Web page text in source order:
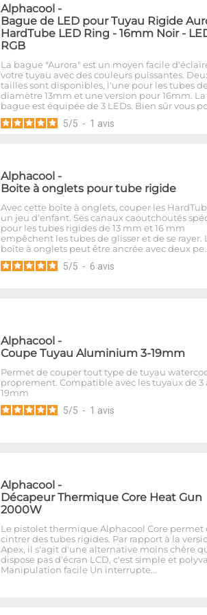
Alphacool -
Bague de LED pour Tuyau Rigide
HardTube LED Ring - 16mm Noir -
RGB
La bague "Aurora" est un moyen facile
votre tuyau avec des couleurs puissantes.
tailles sont disponibles, l'une pour les tubes
diamètre 13mm et une version pour 16mm. La
bague est équipée de 3 LEDs. Bien sûr vous
5/5 - 1 avis
Alphacool -
Boite à onglets pour tube rigide
Avec cette boîte à onglets, couper les
un jeu d'enfant. Ses canaux caoutchoutés
pour les tubes rigides de 13 mm et 16 mm
empêchent les tubes de glisser et de se rayer.
boîte à onglets peut être ancrée avec deux
5/5 - 6 avis
Alphacool -
Coupe Tuyau Aluminium 3-19mm
Permet de couper tout type de tuyau
proprement. Compatible avec les tuyaux de 3
19mm
5/5 - 1 avis
Alphacool -
Décapeur Thermique Core Heat Gun
2000W
Le pistolet thermique Alphacool Core permet
cintrer des tubes rigides. Par rapport à la
Apex, il s'agit d'une alternative moins chère
dispose pas d'écran LCD, c'est simple et
Manipulation facile Un interrupte…